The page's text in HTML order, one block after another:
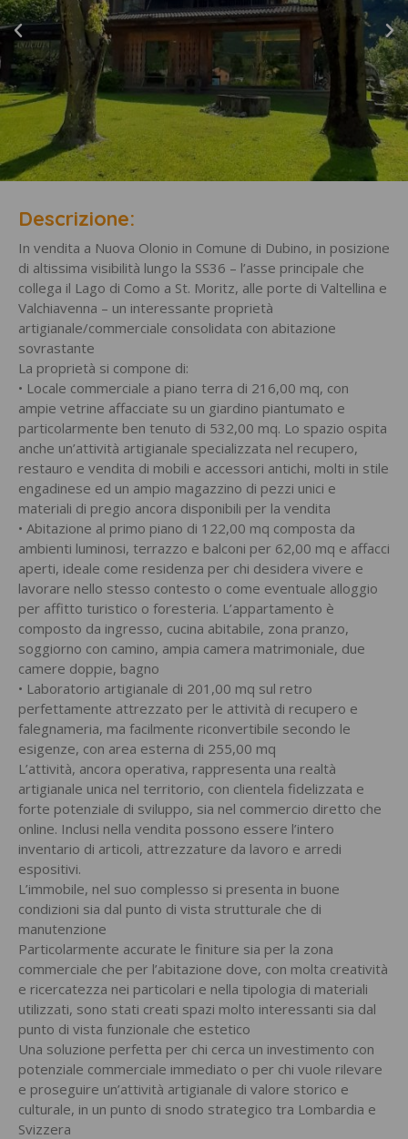
Descrizione:
In vendita a Nuova Olonio in Comune di Dubino, in posizione
di altissima visibilità lungo la SS36 – l’asse principale che
collega il Lago di Como a St. Moritz, alle porte di Valtellina e
Valchiavenna – un interessante proprietà
artigianale/commerciale consolidata con abitazione
sovrastante
La proprietà si compone di:
• Locale commerciale a piano terra di 216,00 mq, con
ampie vetrine affacciate su un giardino piantumato e
particolarmente ben tenuto di 532,00 mq. Lo spazio ospita
anche un’attività artigianale specializzata nel recupero,
restauro e vendita di mobili e accessori antichi, molti in stile
engadinese ed un ampio magazzino di pezzi unici e
materiali di pregio ancora disponibili per la vendita
• Abitazione al primo piano di 122,00 mq composta da
ambienti luminosi, terrazzo e balconi per 62,00 mq e affacci
aperti, ideale come residenza per chi desidera vivere e
lavorare nello stesso contesto o come eventuale alloggio
per affitto turistico o foresteria. L’appartamento è
composto da ingresso, cucina abitabile, zona pranzo,
soggiorno con camino, ampia camera matrimoniale, due
camere doppie, bagno
• Laboratorio artigianale di 201,00 mq sul retro
perfettamente attrezzato per le attività di recupero e
falegnameria, ma facilmente riconvertibile secondo le
esigenze, con area esterna di 255,00 mq
L’attività, ancora operativa, rappresenta una realtà
artigianale unica nel territorio, con clientela fidelizzata e
forte potenziale di sviluppo, sia nel commercio diretto che
online. Inclusi nella vendita possono essere l’intero
inventario di articoli, attrezzature da lavoro e arredi
espositivi.
L’immobile, nel suo complesso si presenta in buone
condizioni sia dal punto di vista strutturale che di
manutenzione
Particolarmente accurate le finiture sia per la zona
commerciale che per l’abitazione dove, con molta creatività
e ricercatezza nei particolari e nella tipologia di materiali
utilizzati, sono stati creati spazi molto interessanti sia dal
punto di vista funzionale che estetico
Una soluzione perfetta per chi cerca un investimento con
potenziale commerciale immediato o per chi vuole rilevare
e proseguire un’attività artigianale di valore storico e
culturale, in un punto di snodo strategico tra Lombardia e
Svizzera